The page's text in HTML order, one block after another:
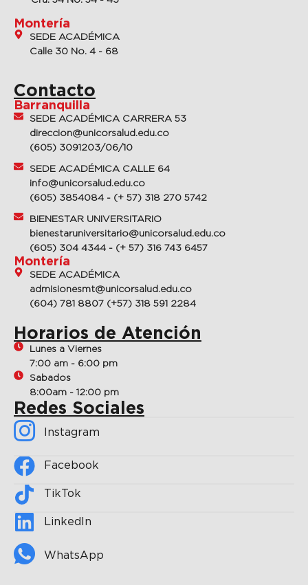
Montería
SEDE ACADÉMICA
Calle 30 No. 4 - 68
Contacto
Barranquilla
SEDE ACADÉMICA CARRERA 53
direccion@unicorsalud.edu.co
(605) 3091203/06/10
SEDE ACADÉMICA CALLE 64
info@unicorsalud.edu.co
(605) 3854084 - (+ 57) 318 270 5742
BIENESTAR UNIVERSITARIO
bienestaruniversitario@unicorsalud.edu.co
(605) 304 4344 - (+ 57) 316 743 6457
Montería
SEDE ACADÉMICA
admisionesmt@unicorsalud.edu.co
(604) 781 8807 (+57) 318 591 2284
Horarios de Atención
Lunes a Viernes
7:00 am - 6:00 pm
Sabados
8:00am - 12:00 pm
Redes Sociales
Instagram
Facebook
TikTok
Linkedln
WhatsApp